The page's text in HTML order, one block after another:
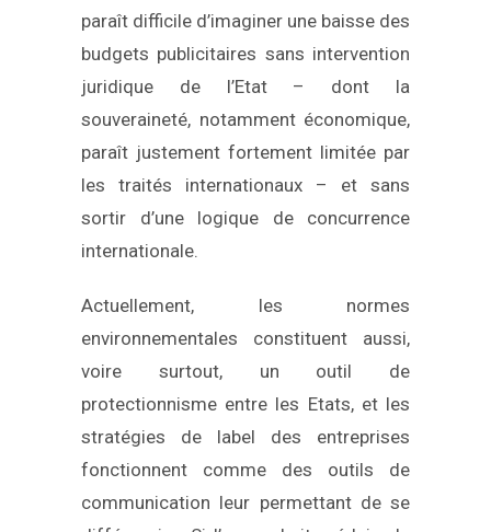
paraît difficile d’imaginer une baisse des
budgets publicitaires sans intervention
juridique de l’Etat – dont la
souveraineté, notamment économique,
paraît justement fortement limitée par
les traités internationaux – et sans
sortir d’une logique de concurrence
internationale.
Actuellement, les normes
environnementales constituent aussi,
voire surtout, un outil de
protectionnisme entre les Etats, et les
stratégies de label des entreprises
fonctionnent comme des outils de
communication leur permettant de se